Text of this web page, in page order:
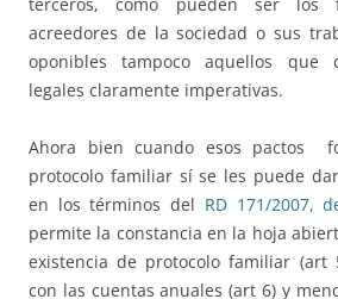
terceros, como pueden ser los
acreedores de la sociedad o sus
oponibles tampoco aquellos que
legales claramente imperativas.
Ahora bien cuando esos pactos
protocolo familiar sí se les puede
en los términos del RD 171/2007,
permite la constancia en la hoja
existencia de protocolo familiar (art
con las cuentas anuales (art 6) y